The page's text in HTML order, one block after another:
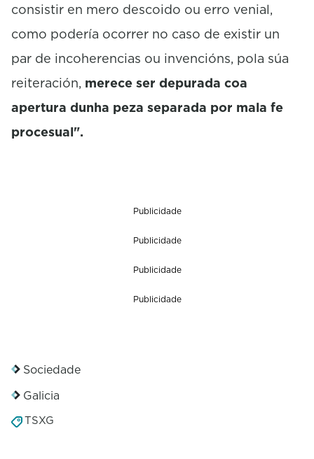
consistir en mero descoido ou erro venial,
como podería ocorrer no caso de existir un
par de incoherencias ou invencións, pola súa
reiteración, merece ser depurada coa
apertura dunha peza separada por mala fe
procesual".
Publicidade
Publicidade
Publicidade
Publicidade
Sociedade
Galicia
TSXG